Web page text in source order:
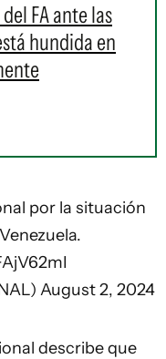
FA ante las
hundida en
por la situación
August 2, 2024
describe que